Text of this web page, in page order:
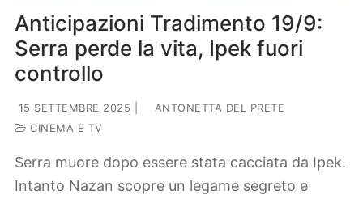
Anticipazioni Tradimento 19/9:
Serra perde la vita, Ipek fuori
controllo
15 SETTEMBRE 2025
ANTONETTA DEL PRETE
CINEMA E TV
Serra muore dopo essere stata cacciata da Ipek.
Intanto Nazan scopre un legame segreto e